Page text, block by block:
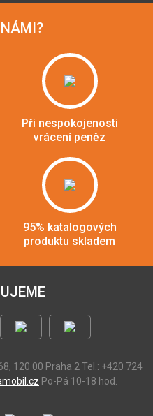
NÁMI?
Při nespokojenosti
vrácení peněz
95% katalogových
produktu skladem
120 00 Praha 2 Tel.: +420 724
Po-Pá 10-18 hod.